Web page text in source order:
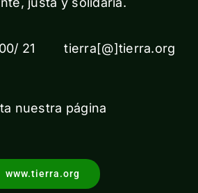
00/ 21 tierra[@]tierra.org
nuestra página
www.tierra.org